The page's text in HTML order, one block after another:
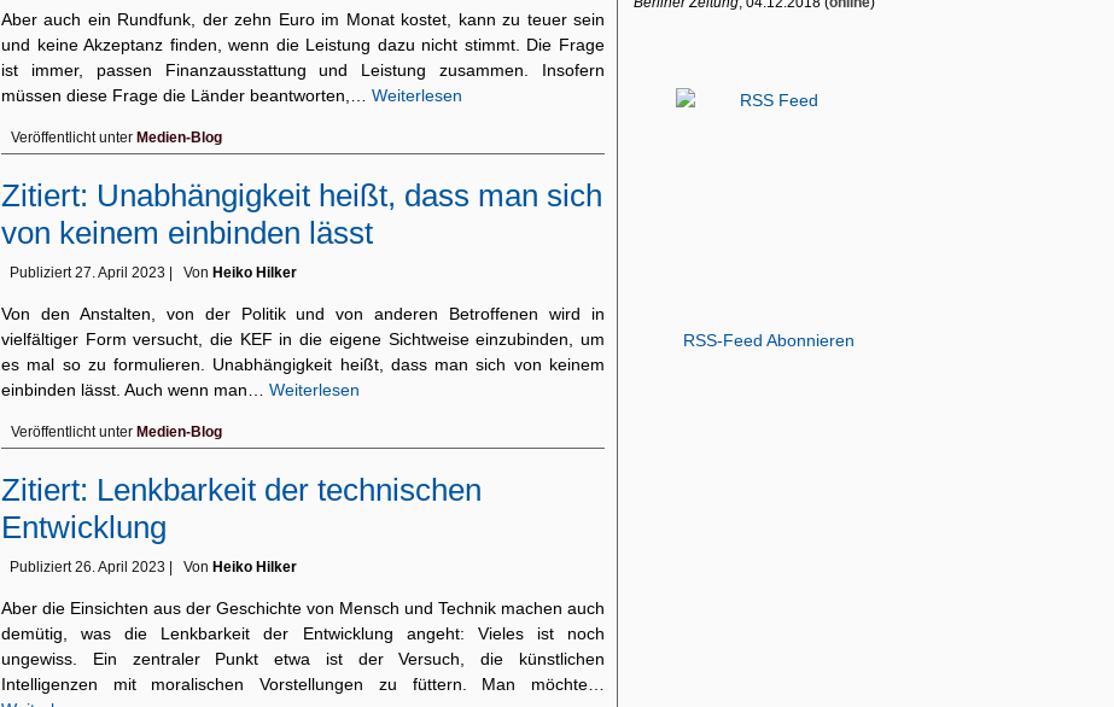
Aber auch ein Rundfunk, der zehn Euro im Monat kostet, kann zu teuer sein
und keine Akzeptanz finden, wenn die Leistung dazu nicht stimmt. Die Frage
ist immer, passen Finanzausstattung und Leistung zusammen. Insofern
müssen diese Frage die Länder beantworten,… Weiterlesen
Veröffentlicht unter Medien-Blog
Zitiert: Unabhängigkeit heißt, dass man sich
von keinem einbinden lässt
Publiziert 27. April 2023 Von Heiko Hilker
Von den Anstalten, von der Politik und von anderen Betroffenen wird in
vielfältiger Form versucht, die KEF in die eigene Sichtweise einzubinden, um
es mal so zu formulieren. Unabhängigkeit heißt, dass man sich von keinem
einbinden lässt. Auch wenn man… Weiterlesen
Veröffentlicht unter Medien-Blog
Zitiert: Lenkbarkeit der technischen
Entwicklung
Publiziert 26. April 2023 Von Heiko Hilker
Aber die Einsichten aus der Geschichte von Mensch und Technik machen auch
demütig, was die Lenkbarkeit der Entwicklung angeht: Vieles ist noch
ungewiss. Ein zentraler Punkt etwa ist der Versuch, die künstlichen
Intelligenzen mit moralischen Vorstellungen zu füttern. Man möchte…
RSS-Feed Abonnieren